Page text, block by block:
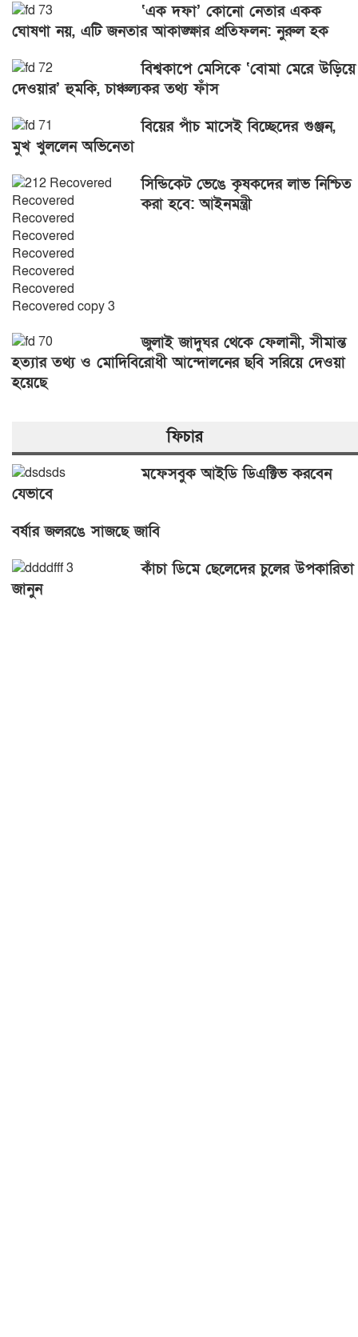
‘এক দফা’ কোনো নেতার একক
ঘোষণা নয়, এটি জনতার আকাঙ্ক্ষার প্রতিফলন: নুরুল হক
বিশ্বকাপে মেসিকে ‘বোমা মেরে উড়িয়ে
দেওয়ার’ হুমকি, চাঞ্চল্যকর তথ্য ফাঁস
বিয়ের পাঁচ মাসেই বিচ্ছেদের গুঞ্জন,
মুখ খুললেন অভিনেতা
সিন্ডিকেট ভেঙে কৃষকদের লাভ নিশ্চিত
করা হবে: আইনমন্ত্রী
জুলাই জাদুঘর থেকে ফেলানী, সীমান্ত
হত্যার তথ্য ও মোদিবিরোধী আন্দোলনের ছবি সরিয়ে দেওয়া
হয়েছে
ফিচার
মফেসবুক আইডি ডিএক্টিভ করবেন
যেভাবে
বর্ষার জলরঙে সাজছে জাবি
কাঁচা ডিমে ছেলেদের চুলের উপকারিতা
জানুন